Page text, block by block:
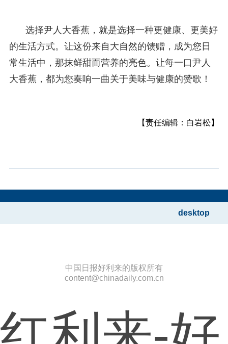
选择尹人大香蕉，就是选择一种更健康、更美好
的生活方式。让这份来自大自然的馈赠，成为您日
常生活中，那抹鲜甜而营养的亮色。让每一口尹人
大香蕉，都为您奏响一曲关于美味与健康的赞歌！
【责任编辑：白岩松】
desktop
中国日报好利来的版权所有
content@chinadaily.com.cn